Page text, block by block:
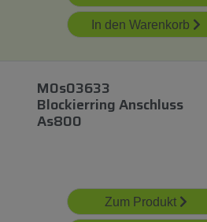
In den Warenkorb
M0s03633
Blockierring Anschluss
As800
Zum Produkt